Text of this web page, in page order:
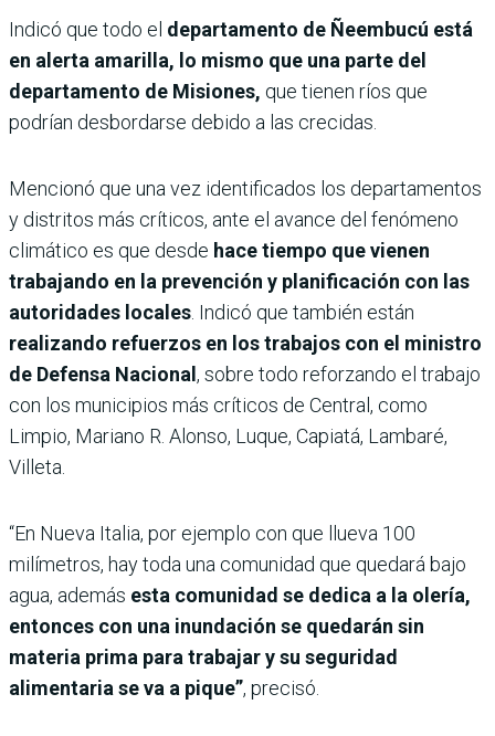
Indicó que todo el departamento de Ñeembucú está
en alerta amarilla, lo mismo que una parte del
departamento de Misiones, que tienen ríos que
podrían desbordarse debido a las crecidas.
Mencionó que una vez identificados los departamentos
y distritos más críticos, ante el avance del fenómeno
climático es que desde hace tiempo que vienen
trabajando en la prevención y planificación con las
autoridades locales. Indicó que también están
realizando refuerzos en los trabajos con el ministro
de Defensa Nacional , sobre todo reforzando el trabajo
con los municipios más críticos de Central, como
Limpio, Mariano R. Alonso, Luque, Capiatá, Lambaré,
Villeta.
“En Nueva Italia, por ejemplo con que llueva 100
milímetros, hay toda una comunidad que quedará bajo
agua, además esta comunidad se dedica a la olería,
entonces con una inundación se quedarán sin
materia prima para trabajar y su seguridad
alimentaria se va a pique”, precisó.